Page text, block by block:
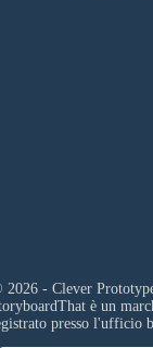
2026 - Clever
è un
presso l'ufficio